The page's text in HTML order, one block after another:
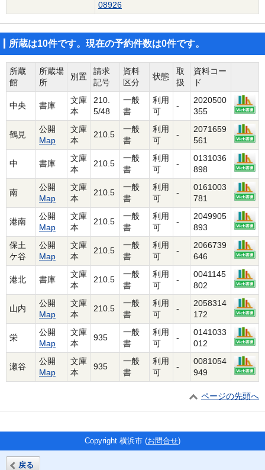
08926
所蔵は10件です。現在の予約件数は0件です。
所蔵
館
所蔵場
所
別置
請求
記号
資料
区分
状態
取
扱
資料コー
ド
中央 書庫
文庫
本
210.
5/48
一般
書
利用
可
-
2020500
355
鶴見
公開
Map
文庫
本
210.5
一般
書
利用
可
-
2071659
561
中 書庫
文庫
本
210.5
一般
書
利用
可
-
0131036
898
南
公開
Map
文庫
本
210.5
一般
書
利用
可
-
0161003
781
港南
公開
Map
文庫
本
210.5
一般
書
利用
可
-
2049905
893
保土
ケ谷
公開
Map
文庫
本
210.5
一般
書
利用
可
-
2066739
646
港北 書庫
文庫
本
210.5
一般
書
利用
可
-
0041145
802
山内
公開
Map
文庫
本
210.5
一般
書
利用
可
-
2058314
172
栄
公開
Map
文庫
本
935
一般
書
利用
可
-
0141033
012
瀬谷
公開
Map
文庫
本
935
一般
書
利用
可
-
0081054
949
ページの先頭へ
戻る
Copyright 横浜市 (お問合せ)